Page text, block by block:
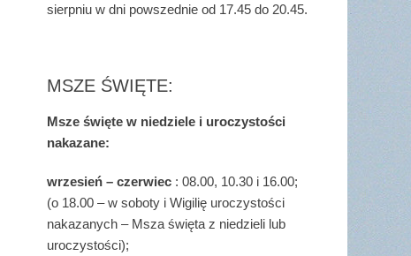
sierpniu w dni powszednie od 17.45 do 20.45.
MSZE ŚWIĘTE:
Msze święte w niedziele i uroczystości
nakazane:
wrzesień – czerwiec : 08.00, 10.30 i 16.00;
(o 18.00 – w soboty i Wigilię uroczystości
nakazanych – Msza święta z niedzieli lub
uroczystości);